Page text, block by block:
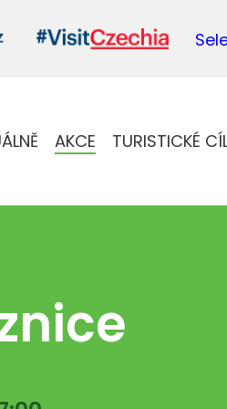
AKCE TURISTICKÉ